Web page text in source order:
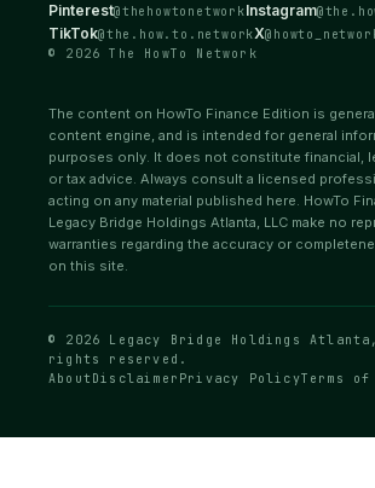
Pinterest@thehowtonetworkInstagram
TikTok@the.how.to.networkX
© 2026 The HowTo Network
The content on HowTo Finance Edition is
content engine, and is intended for general
purposes only. It does not constitute financial,
or tax advice. Always consult a licensed
acting on any material published here. HowTo
Legacy Bridge Holdings Atlanta, LLC make no
warranties regarding the accuracy or
on this site.
© 2026 Legacy Bridge Holdings
rights reserved.
About Disclaimer Privacy PolicyTerms of